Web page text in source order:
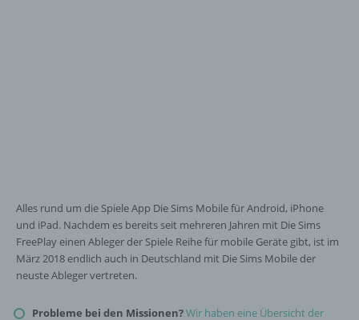
Alles rund um die Spiele App Die Sims Mobile für Android, iPhone
und iPad. Nachdem es bereits seit mehreren Jahren mit Die Sims
FreePlay einen Ableger der Spiele Reihe für mobile Geräte gibt, ist im
März 2018 endlich auch in Deutschland mit Die Sims Mobile der
neuste Ableger vertreten.
Probleme bei den Missionen?Wir haben eine Übersicht der